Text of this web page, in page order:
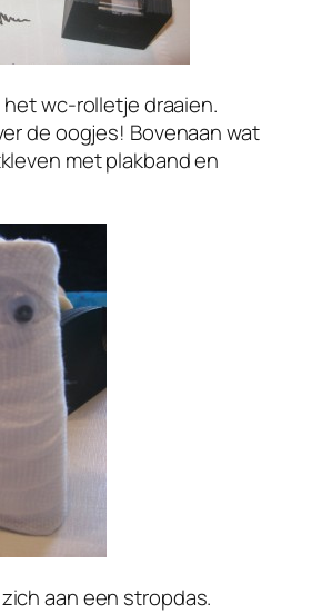
het wc-rolletje draaien.
de oogjes! Bovenaan wat
met plakband en
aan een stropdas.